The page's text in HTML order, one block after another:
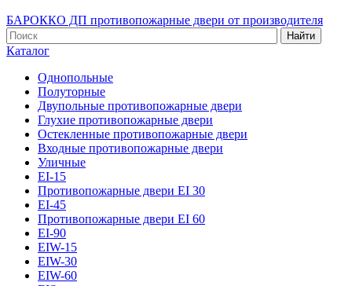
БАРОККО ДП противопожарные двери от производителя
Найти
Каталог
Однопольные
Полуторные
Двупольные противопожарные двери
Глухие противопожарные двери
Остекленные противопожарные двери
Входные противопожарные двери
Уличные
EI-15
Противопожарные двери EI 30
EI-45
Противопожарные двери EI 60
EI-90
EIW-15
EIW-30
EIW-60